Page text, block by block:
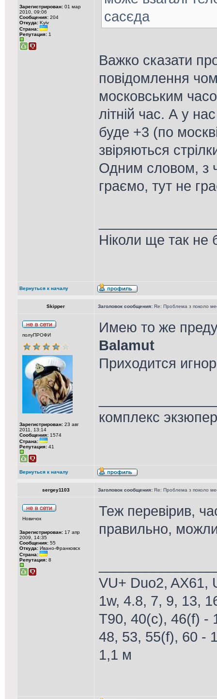
Зарегистрирован: 01 мар
2010, 09:06
Сообщения: 204
Откуда: Kyiv
Страна:
Репутация: 1
сасєда
Важко сказати
повідомлення
московським
літній час. А у
буде +3 (по
звіряються
Одним словом, з
граємо, тут не
Ніколи ще так не
Вернуться к началу
Skipper Заголовок сообщения: Re: Проблема з поколо
полуПРОФИ
Зарегистрирован: 23 авг
2011, 13:14
Сообщения: 1574
Страна:
Репутация: 41
Имею то же
Balamut
Приходится
комплекс
Вернуться к началу
sergey1103 Заголовок сообщения: Re: Проблема з поколо
Новичок
Зарегистрирован: 17 апр
2009, 14:35
Сообщения: 55
Откуда: Ивано-Франковск
Страна:
Репутация: 8
Теж перевірив,
правильно,
VU+ Duo2, AX61,
1w, 4.8, 7, 9, 13,
T90, 40(c), 46(f) -
48, 53, 55(f), 60 -
1,1 м